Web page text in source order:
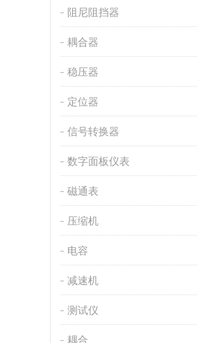
阻尼阻挡器
耦合器
稳压器
定位器
信号转换器
数字面板仪表
磁通表
压缩机
电容
减速机
测试仪
耦合